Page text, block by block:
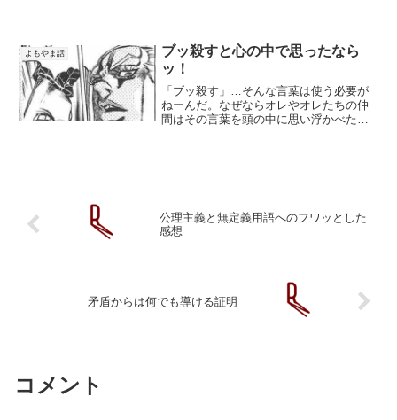
ことが、手打ち能...
よもやま話
ブッ殺すと心の中で思ったなら
ッ！
「ブッ殺す」…そんな言葉は使う必要が
ねーんだ。なぜならオレやオレたちの仲
間はその言葉を頭の中に思い浮かべた時
公理主義と無定義用語へのフワッとした
感想
矛盾からは何でも導ける証明
コメント